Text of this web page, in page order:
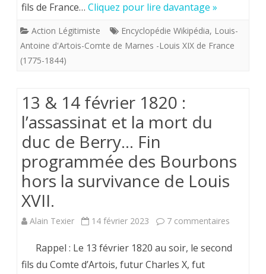
Louis
fils de France… Cliquez pour lire davantage »
Action Légitimiste Encyclopédie Wikipédia, Louis-
Antoine d'Artois-Comte de Marnes -Louis XIX de France
(1775-1844)
13 & 14 février 1820 :
l’assassinat et la mort du
duc de Berry… Fin
programmée des Bourbons
hors la survivance de Louis
XVII.
Alain Texier 14 février 2023 7 commentaires
Rappel : Le 13 février 1820 au soir, le second
fils du Comte d’Artois, futur Charles X, fut